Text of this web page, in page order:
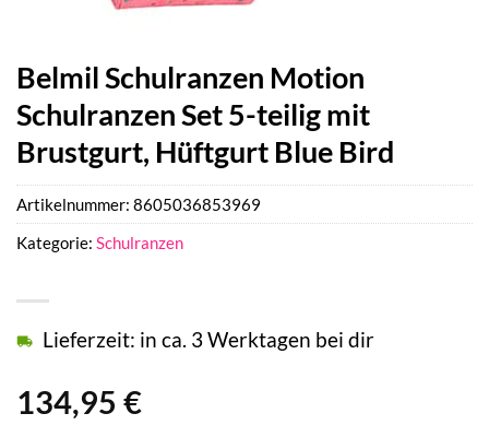
Belmil Schulranzen Motion
Schulranzen Set 5-teilig mit
Brustgurt, Hüftgurt Blue Bird
134,95 €
Lieferzeit: in ca. 3 Werktagen bei dir
Artikelnummer: 8605036853969
Kategorie: Schulranzen